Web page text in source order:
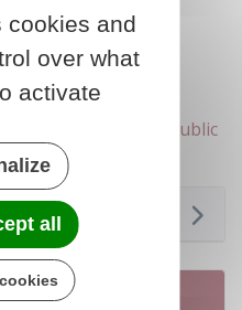
de services au public
cookies and
over what
activate
all